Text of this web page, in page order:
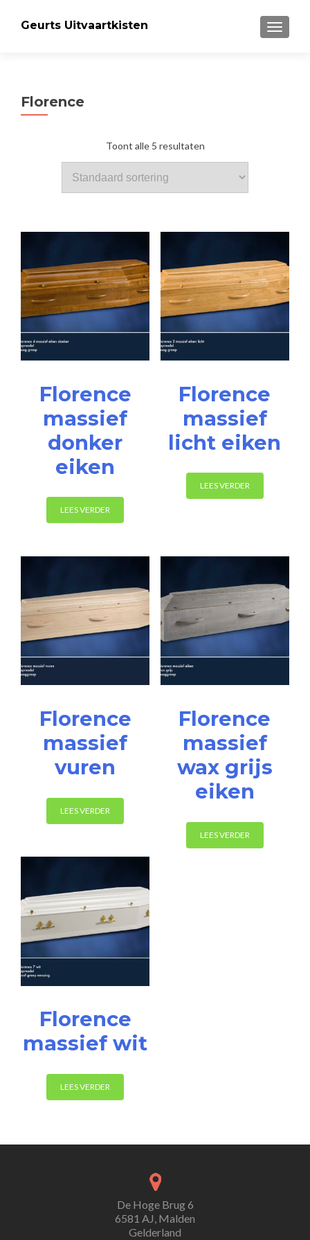
MENU
Geurts Uitvaartkisten
Florence
Toont alle 5 resultaten
Florence
massief
donker
eiken
LEES VERDER
Florence
massief
licht eiken
LEES VERDER
Florence
massief
vuren
LEES VERDER
Florence
massief
wax grijs
eiken
LEES VERDER
Florence
massief wit
LEES VERDER
De Hoge Brug 6
6581 AJ, Malden
Gelderland